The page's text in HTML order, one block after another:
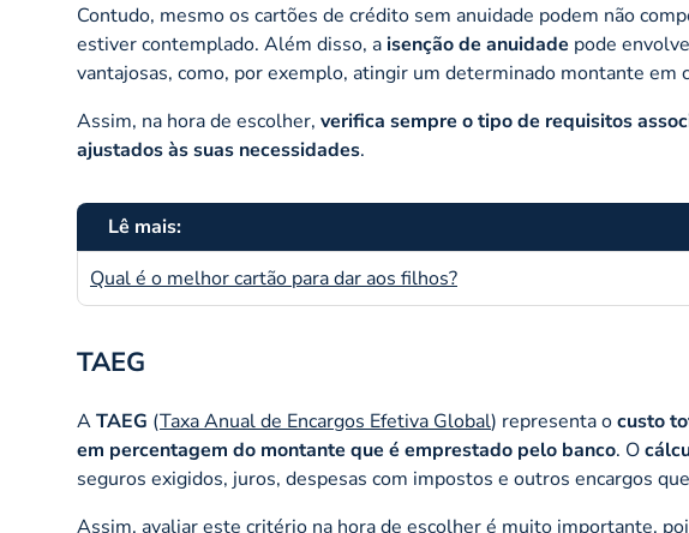
Contudo, mesmo os cartões de crédito sem anuidade podem não
estiver contemplado. Além disso, a isenção de anuidade pode
vantajosas, como, por exemplo, atingir um determinado montante em
Assim, na hora de escolher, verifica sempre o tipo de requisitos
ajustados às suas necessidades.
Lê mais:
Qual é o melhor cartão para dar aos filhos?
TAEG
ATAEG (Taxa Anual de Encargos Efetiva Global) representa ocusto
em percentagem do montante que é emprestado pelo banco. O
seguros exigidos, juros, despesas com impostos e outros encargos
Assim, avaliar este critério na hora de escolher é muito importante,